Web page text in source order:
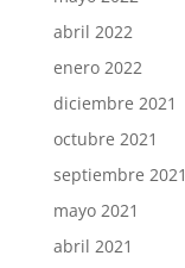
abril 2022
enero 2022
diciembre 2021
octubre 2021
septiembre 2021
mayo 2021
abril 2021